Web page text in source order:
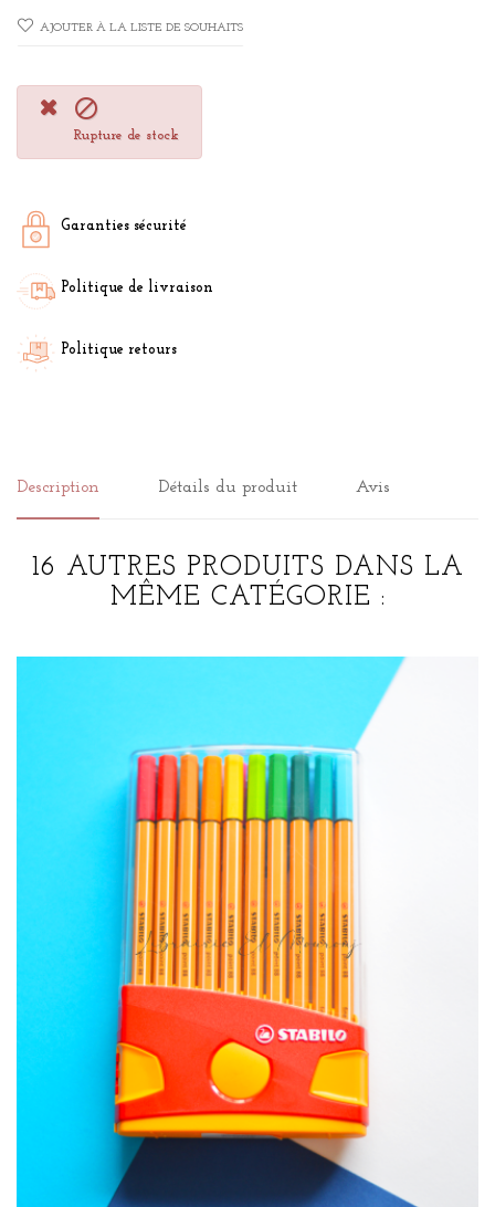
AJOUTER À LA LISTE DE SOUHAITS

Rupture de stock
Garanties sécurité
Politique de livraison
Politique retours
Description Détails du produit Avis
16 AUTRES PRODUITS DANS LA
MÊME CATÉGORIE :